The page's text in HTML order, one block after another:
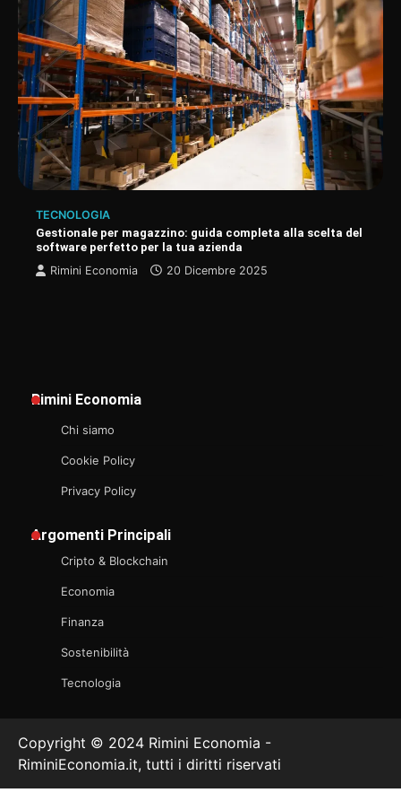
TECNOLOGIA
Gestionale per magazzino: guida completa alla scelta del
software perfetto per la tua azienda
Rimini Economia
20 Dicembre 2025
Rimini Economia
Chi siamo
Cookie Policy
Privacy Policy
Argomenti Principali
Cripto & Blockchain
Economia
Finanza
Sostenibilità
Tecnologia
Copyright © 2024 Rimini Economia -
RiminiEconomia.it, tutti i diritti riservati